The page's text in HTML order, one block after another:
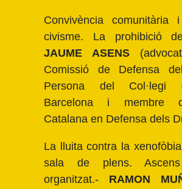
Convivència comunitària
civisme. La prohibició
JAUME ASENS
Comissió de Defensa
Persona del Col·legi
Barcelona i membre
Catalana en Defensa dels
La lluita contra la
sala de plens.
organitzat.- RAMON